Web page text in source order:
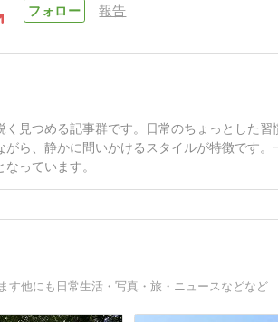
報告
見つめる記事群です。日常のちょっとした
ら、静かに問いかけるスタイルが特徴です。
っています。
す他にも日常生活・写真・旅・ニュースなどなど